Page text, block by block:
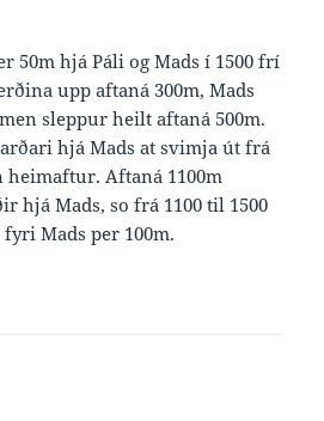
50m hjá Páli og Mads í 1500 frí
upp aftaná 300m, Mads
sleppur heilt aftaná 500m.
hjá Mads at svimja út frá
Aftaná 1100m
hjá Mads, so frá 1100 til 1500
Mads per 100m.